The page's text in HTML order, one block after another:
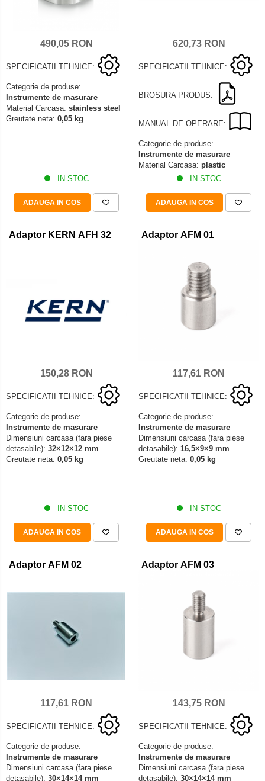
490,05 RON
SPECIFICATII TEHNICE:
Categorie de produse:
Instrumente de masurare
Material Carcasa: stainless steel
Greutate neta: 0,05 kg
IN STOC
ADAUGA IN COS
620,73 RON
SPECIFICATII TEHNICE:
BROSURA PRODUS:
MANUAL DE OPERARE:
Categorie de produse:
Instrumente de masurare
Material Carcasa: plastic
IN STOC
ADAUGA IN COS
Adaptor KERN AFH 32
150,28 RON
SPECIFICATII TEHNICE:
Categorie de produse:
Instrumente de masurare
Dimensiuni carcasa (fara piese
detasabile): 32×12×12 mm
Greutate neta: 0,05 kg
IN STOC
ADAUGA IN COS
Adaptor AFM 01
117,61 RON
SPECIFICATII TEHNICE:
Categorie de produse:
Instrumente de masurare
Dimensiuni carcasa (fara piese
detasabile): 16,5×9×9 mm
Greutate neta: 0,05 kg
IN STOC
ADAUGA IN COS
Adaptor AFM 02
117,61 RON
SPECIFICATII TEHNICE:
Categorie de produse:
Instrumente de masurare
Dimensiuni carcasa (fara piese
detasabile): 30×14×14 mm
Adaptor AFM 03
143,75 RON
SPECIFICATII TEHNICE:
Categorie de produse:
Instrumente de masurare
Dimensiuni carcasa (fara piese
detasabile): 30×14×14 mm